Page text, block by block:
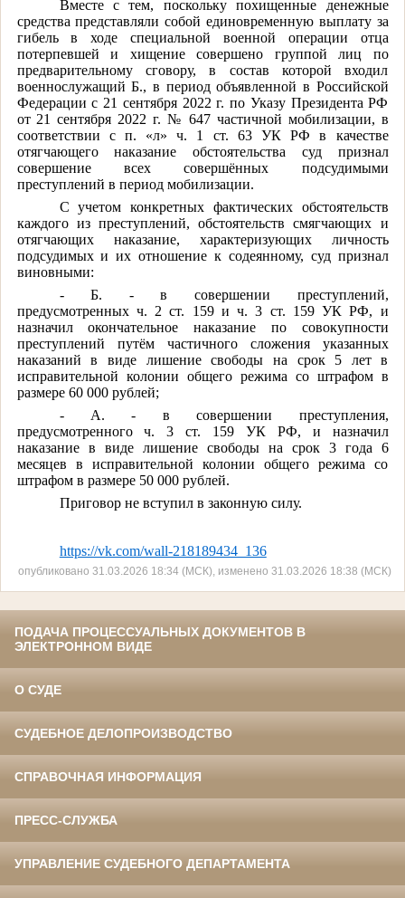
Вместе с тем, поскольку похищенные денежные
средства представляли собой единовременную выплату за
гибель в ходе специальной военной операции отца
потерпевшей и хищение совершено группой лиц по
предварительному сговору, в состав которой входил
военнослужащий Б., в период объявленной в Российской
Федерации с 21 сентября 2022 г. по Указу Президента РФ
от 21 сентября 2022 г. № 647 частичной мобилизации, в
соответствии с п. «л» ч. 1 ст. 63 УК РФ в качестве
отягчающего наказание обстоятельства суд признал
совершение всех совершённых подсудимыми
преступлений в период мобилизации.
С учетом конкретных фактических обстоятельств
каждого из преступлений, обстоятельств смягчающих и
отягчающих наказание, характеризующих личность
подсудимых и их отношение к содеянному, суд признал
виновными:
- Б. - в совершении преступлений,
предусмотренных ч. 2 ст. 159 и ч. 3 ст. 159 УК РФ, и
назначил окончательное наказание по совокупности
преступлений путём частичного сложения указанных
наказаний в виде лишение свободы на срок 5 лет в
исправительной колонии общего режима со штрафом в
размере 60 000 рублей;
- А. - в совершении преступления,
предусмотренного ч. 3 ст. 159 УК РФ, и назначил
наказание в виде лишение свободы на срок 3 года 6
месяцев в исправительной колонии общего режима со
штрафом в размере 50 000 рублей.
Приговор не вступил в законную силу.
https://vk.com/wall-218189434_136
опубликовано 31.03.2026 18:34 (МСК), изменено 31.03.2026 18:38 (МСК)
ПОДАЧА ПРОЦЕССУАЛЬНЫХ ДОКУМЕНТОВ В
ЭЛЕКТРОННОМ ВИДЕ
О СУДЕ
СУДЕБНОЕ ДЕЛОПРОИЗВОДСТВО
СПРАВОЧНАЯ ИНФОРМАЦИЯ
ПРЕСС-СЛУЖБА
УПРАВЛЕНИЕ СУДЕБНОГО ДЕПАРТАМЕНТА